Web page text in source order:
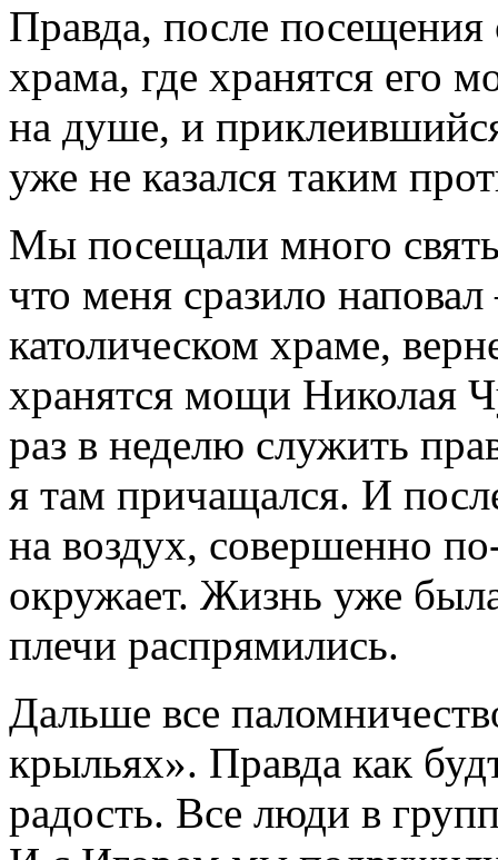
Правда, после
храма, где хранятся его
на душе, и
уже не казался таким
Мы посещали много
что меня сразило
католическом храме,
хранятся мощи Николая
раз в неделю служить
я там причащался. И
на воздух, совершенно
окружает. Жизнь уже
плечи распрямились.
Дальше все
крыльях». Правда как
радость. Все люди в